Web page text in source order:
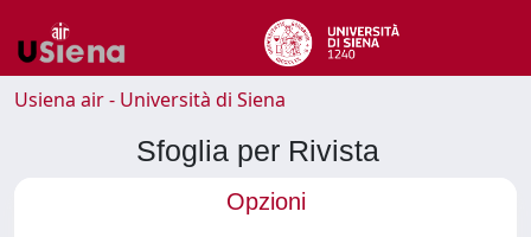
Usiena air - Università di Siena
Sfoglia per Rivista
Opzioni